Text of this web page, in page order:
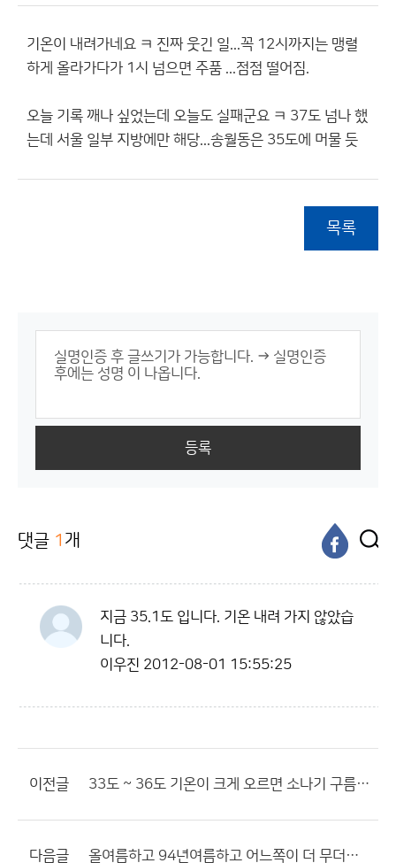
기온이 내려가네요 ㅋ 진짜 웃긴 일...꼭 12시까지는 맹렬
하게 올라가다가 1시 넘으면 주품 ...점점 떨어짐.
오늘 기록 깨나 싶었는데 오늘도 실패군요 ㅋ 37도 넘나 했
는데 서울 일부 지방에만 해당...송월동은 35도에 머물 듯
목록
등록
댓글 1 개
지금 35.1도 입니다. 기온 내려 가지 않았습
니다.
이우진 2012-08-01 15:55:25
이전글 33도 ~ 36도 기온이 크게 오르면 소나기 구름 발달하는데...??
다음글 올여름하고 94년여름하고 어느쪽이 더 무더울까요?